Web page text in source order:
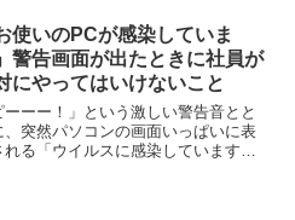
ち上げるべきだろうか」ランサムウ
被害や不正アクセスによる情...
使いのPCが感染していま
警告画面が出たときに社員が
にやってはいけないこと
ーーー！」という激しい警告音とと
、突然パソコンの画面いっぱいに表
れる「ウイルスに感染しています」